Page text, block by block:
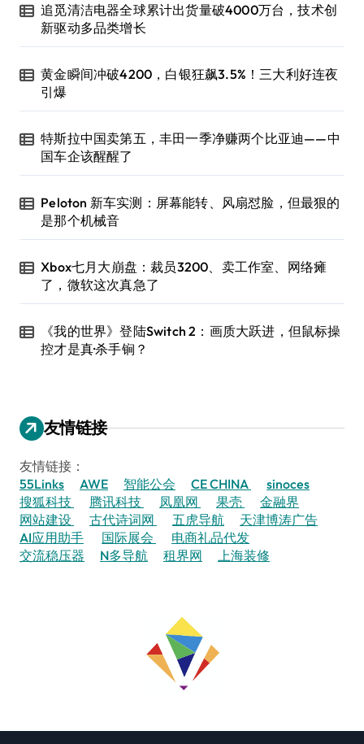
追觅清洁电器全球累计出货量破4000万台，技术创
新驱动多品类增长
黄金瞬间冲破4200，白银狂飙3.5%！三大利好连夜
引爆
特斯拉中国卖第五，丰田一季净赚两个比亚迪——中
国车企该醒醒了
Peloton 新车实测：屏幕能转、风扇怼脸，但最狠的
是那个机械音
Xbox七月大崩盘：裁员3200、卖工作室、网络瘫
了，微软这次真急了
《我的世界》登陆Switch 2：画质大跃进，但鼠标操
控才是真·杀手锏？
友情链接
友情链接：
55Links
AWE 智能公会 CE CHINA
sinoces
搜狐科技
腾讯科技 凤凰网 果壳
金融界
网站建设
古代诗词网 五虎导航
天津博涛广告
AI应用助手
国际展会
电商礼品代发
交流稳压器
N多导航 租界网 上海装修